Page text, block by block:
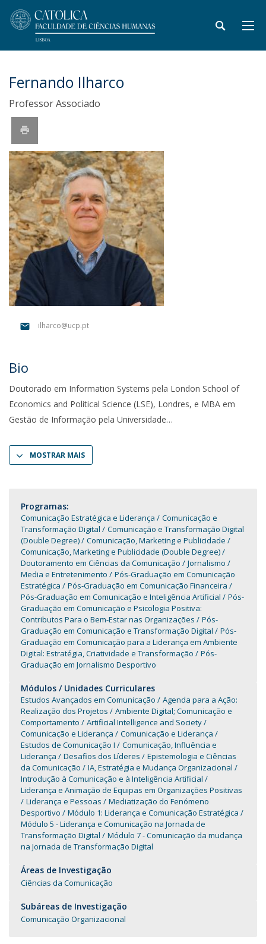
Fernando Ilharco
Professor Associado
ilharco@ucp.pt
Bio
Doutorado em Information Systems pela London School of
Economics and Political Science (LSE), Londres, e MBA em
Gestão de Informação pela Universidade
MOSTRAR MAIS
Programas:
Comunicação Estratégica e Liderança
Comunicação e
Transformação Digital
Comunicação e Transformação Digital
(Double Degree)
Comunicação, Marketing e Publicidade
Comunicação, Marketing e Publicidade (Double Degree)
Doutoramento em Ciências da Comunicação
Jornalismo
Media e Entretenimento
Pós-Graduação em Comunicação
Estratégica
Pós-Graduação em Comunicação Financeira
Pós-Graduação em Comunicação e Inteligência Artificial
Pós-
Graduação em Comunicação e Psicologia Positiva:
Contributos Para o Bem-Estar nas Organizações
Pós-
Graduação em Comunicação e Transformação Digital
Pós-
Graduação em Comunicação para a Liderança em Ambiente
Digital: Estratégia, Criatividade e Transformação
Pós-
Graduação em Jornalismo Desportivo
Módulos / Unidades Curriculares
Estudos Avançados em Comunicação
Agenda para a Ação:
Realização dos Projetos
Ambiente Digital; Comunicação e
Comportamento
Artificial Intelligence and Society
Comunicação e Liderança
Comunicação e Liderança
Estudos de Comunicação I
Comunicação, Influência e
Liderança
Desafios dos Líderes
Epistemologia e Ciências
da Comunicação
IA, Estratégia e Mudança Organizacional
Introdução à Comunicação e à Inteligência Artificial
Liderança e Animação de Equipas em Organizações Positivas
Liderança e Pessoas
Mediatização do Fenómeno
Desportivo
Módulo 1: Liderança e Comunicação Estratégica
Módulo 5 - Liderança e Comunicação na Jornada de
Transformação Digital
Módulo 7 - Comunicação da mudança
na Jornada de Transformação Digital
Áreas de Investigação
Ciências da Comunicação
Subáreas de Investigação
Comunicação Organizacional